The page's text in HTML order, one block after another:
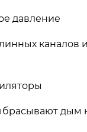
давление
каналов
дым